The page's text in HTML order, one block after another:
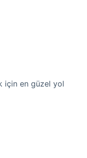
için en güzel yol